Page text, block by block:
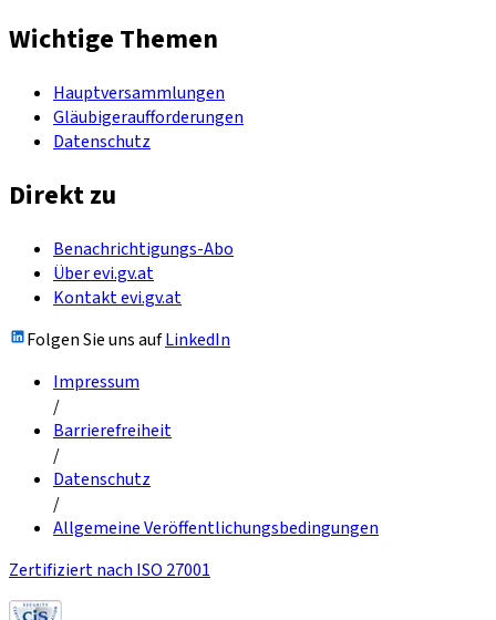
Wichtige Themen
Hauptversammlungen
Gläubigeraufforderungen
Datenschutz
Direkt zu
Benachrichtigungs-Abo
Über evi.gv.at
Kontakt evi.gv.at
Folgen Sie uns aufLinkedIn
Impressum
/
Barrierefreiheit
/
Datenschutz
/
Allgemeine Veröffentlichungsbedingungen
Zertifiziert nach ISO 27001